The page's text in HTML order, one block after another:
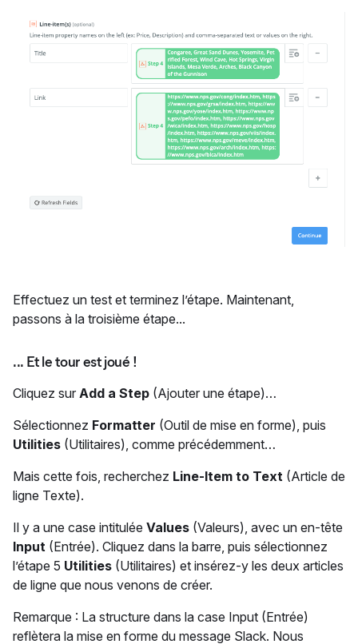
Effectuez un test et terminez l’étape. Maintenant,
passons à la troisième étape...
... Et le tour est joué !
Cliquez sur Add a Step (Ajouter une étape)…
Sélectionnez Formatter (Outil de mise en forme), puis
Utilities (Utilitaires), comme précédemment…
Mais cette fois, recherchez Line-Item to Text (Article de
ligne Texte).
Il y a une case intitulée Values (Valeurs), avec un en-tête
Input (Entrée). Cliquez dans la barre, puis sélectionnez
l’étape 5 Utilities (Utilitaires) et insérez-y les deux articles
de ligne que nous venons de créer.
Remarque : La structure dans la case Input (Entrée)
reflètera la mise en forme du message Slack. Nous